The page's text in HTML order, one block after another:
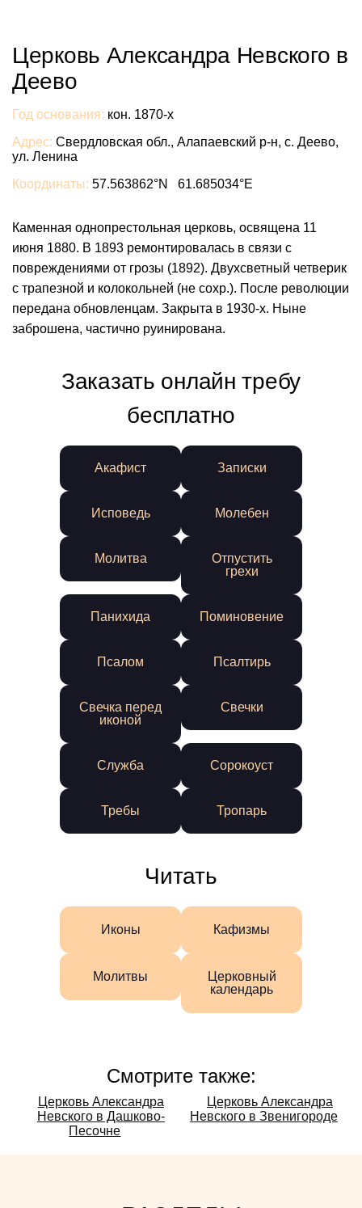
Церковь Александра Невского в
Деево
Год основания: кон. 1870-х
Адрес: Свердловская обл., Алапаевский р-н, с. Деево,
ул. Ленина
Координаты: 57.563862°N 61.685034°E
Каменная однопрестольная церковь, освящена 11
июня 1880. В 1893 ремонтировалась в связи с
повреждениями от грозы (1892). Двухсветный четверик
с трапезной и колокольней (не сохр.). После революции
передана обновленцам. Закрыта в 1930-х. Ныне
заброшена, частично руинирована.
Заказать онлайн требу
бесплатно
Акафист Записки
Исповедь Молебен
Молитва
Отпустить
грехи
Панихида Поминовение
Псалом Псалтирь
Свечка перед
иконой
Свечки
Служба Сорокоуст
Требы Тропарь
Читать
Иконы Кафизмы
Молитвы
Церковный
календарь
Смотрите также:
Смотрите
также:
Церковь Александра
Невского в Дашково-
Песочне
Церковь Александра
Невского в Звенигороде